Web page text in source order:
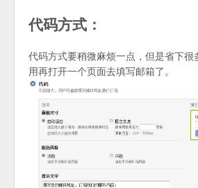
代码方式：
代码方式要稍微麻烦一点，但是省下很
用再打开一个页面去填写邮箱了。